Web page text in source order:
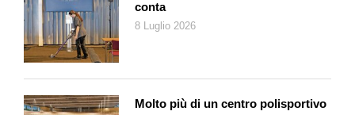
Pubblicità di un servizio finanziario secondo la LSerFi.
conta
8 Luglio 2026
Molto più di un centro polisportivo